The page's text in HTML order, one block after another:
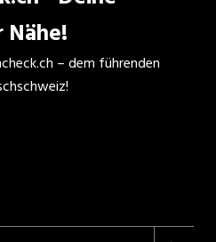
– dem führenden